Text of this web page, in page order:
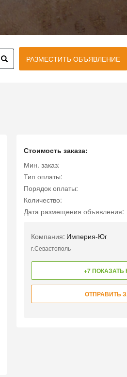
РАЗМЕСТИТЬ ОБЪЯВЛЕНИЕ
Стоимость заказа:
Мин. заказ:
Тип оплаты:
Порядок оплаты:
Количество:
Дата размещения объявления:
Компания: Империя-Юг
г.Севастополь
+7
ОТПРАВИТЬ